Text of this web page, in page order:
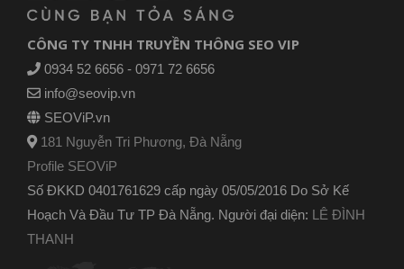
CÔNG TY TNHH TRUYỀN THÔNG SEO VIP
0934 52 6656 - 0971 72 6656
info@seovip.vn
SEOViP.vn
181 Nguyễn Tri Phương, Đà Nẵng
Profile SEOViP
Số ĐKKD 0401761629 cấp ngày 05/05/2016 Do Sở Kế
Hoạch Và Đầu Tư TP Đà Nẵng. Người đại diện: LÊ ĐÌNH
THANH